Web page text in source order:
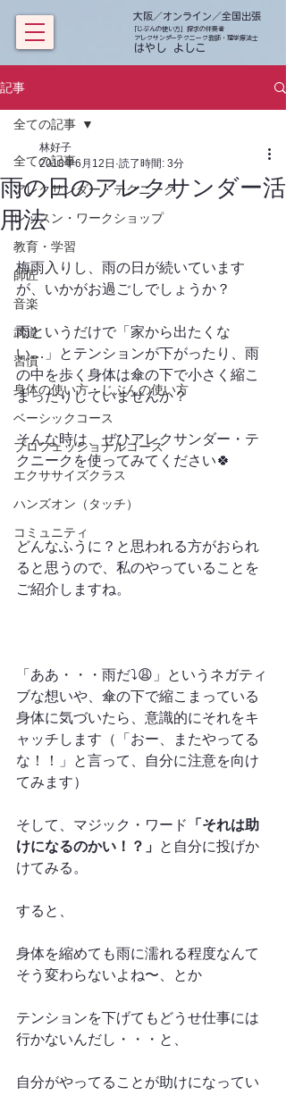
「じぶんの使い方」探求の伴奏者
アレクサンダーテクニーク教師・理学療法士
​ はやし よしこ
大阪／オンライン／全国出張
記事
全ての記事
アレクサンダー・テクニーク
レッスン・ワークショップ
教育・学習
師匠
音楽
武道
習慣
身体の使い方・じぶんの使い方
ベーシックコース
プロフェッショナルコース
エクササイズクラス
ハンズオン（タッチ）
コミュニティ
全ての記事
雨の日のアレクサンダー活
用法
林好子
2018年6月12日 読了時間: 3分
梅雨入りし、雨の日が続いています
が、いかがお過ごしでしょうか？
雨というだけで「家から出たくな
い…」とテンションが下がったり、雨
の中を歩く身体は傘の下で小さく縮こ
まったりしていませんか？
そんな時は、ぜひアレクサンダー・テ
クニークを使ってみてください🍀
どんなふうに？と思われる方がおられ
ると思うので、私のやっていることを
ご紹介しますね。
「ああ・・・雨だ⤵︎😩」というネガティ
ブな想いや、傘の下で縮こまっている
身体に気づいたら、意識的にそれをキ
ャッチします（「おー、またやってる
な！！」と言って、自分に注意を向け
てみます）
そして、マジック・ワード
「それは助
けになるのかい！？」 と自分に投げか
けてみる。
すると、
身体を縮めても雨に濡れる程度なんて
そう変わらないよね〜、とか
テンションを下げてもどうせ仕事には
行かないんだし・・・と、
自分がやってることが助けになってい